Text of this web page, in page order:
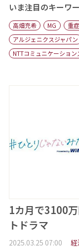
おすすめコンテンツ
出版物
会社概要
いま注目のキーワ
高畑充希 MG 重
アルジェニクスジャパン
NTTコミュニケーション
1カ月で3100
トドラマ
2025.03.25 07:00